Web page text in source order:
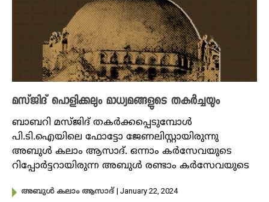
മസ്ജിദ് പൊളിക്കലും മാധ്യമങ്ങളുടെ തകർച്ചയും
ബാബറി മസ്ജിദ് തക‍ർക്കപ്പെടുമ്പോൾ
പി.ടി.ഐയിലെ ഫോട്ടോ ജേണലിസ്റ്റായിരുന്നു
അബുൾ കലാം ആസാദ്. ഒന്നാം കർസേവയുടെ
റിപ്പോർട്ടറായിരുന്ന അബുൾ രണ്ടാം ക‍ർസേവയുടെ
അബുൾ കലാം ആസാദ് | January 22, 2024